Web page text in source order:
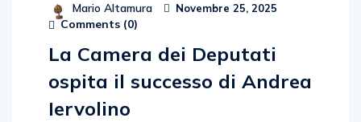
Mario Altamura Novembre 25, 2025
Comments (0)
La Camera dei Deputati
ospita il successo di Andrea
Iervolino